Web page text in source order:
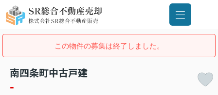
この物件の募集は終了しました。
南四条町中古戸建
-